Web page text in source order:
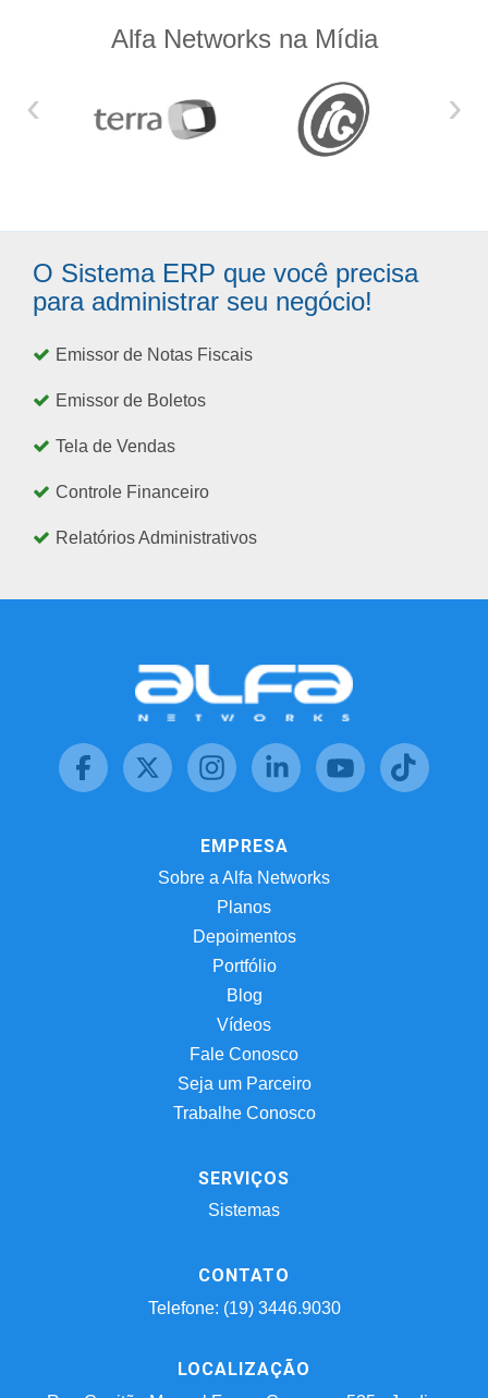
Alfa Networks na Mídia
‹ ›
O Sistema ERP que você precisa
para administrar seu negócio!
Emissor de Notas Fiscais
Emissor de Boletos
Tela de Vendas
Controle Financeiro
Relatórios Administrativos
EMPRESA
Sobre a Alfa Networks
Planos
Depoimentos
Portfólio
Blog
Vídeos
Fale Conosco
Seja um Parceiro
Trabalhe Conosco
SERVIÇOS
Sistemas
CONTATO
Telefone: (19) 3446.9030
LOCALIZAÇÃO